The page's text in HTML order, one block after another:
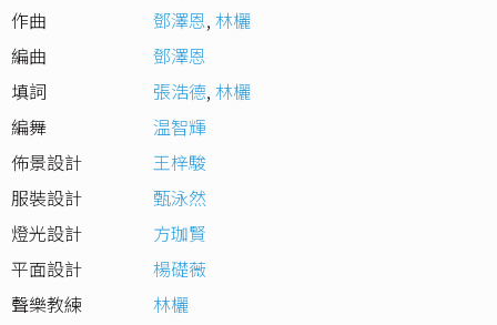
作曲
鄧澤恩,林欐
編曲
鄧澤恩
填詞
張浩德,林欐
編舞
温智輝
佈景設計
王梓駿
服裝設計
甄泳然
燈光設計
方珈賢
平面設計
楊礎薇
聲樂教練
林欐